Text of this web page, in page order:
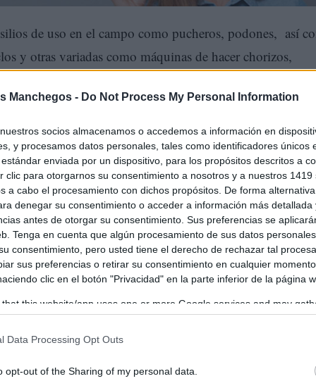
Manchegos - Do Not Process My Personal Information
socios almacenamos o accedemos a información en
y procesamos datos personales, tales como identificadores únicos
enviada por un dispositivo, para los propósitos descritos a
clic para otorgarnos su consentimiento a nosotros y a nuestros 1419
a cabo el procesamiento con dichos propósitos. De forma
denegar su consentimiento o acceder a información más detallada
antes de otorgar su consentimiento. Sus preferencias se
Tenga en cuenta que algún procesamiento de sus datos
consentimiento, pero usted tiene el derecho de rechazar tal
sus preferencias o retirar su consentimiento en cualquier
clic en el botón "Privacidad" en la parte inferior de la página
that this website/app uses one or more Google services and may
but not limited to your visit or usage behaviour. You may
consent section.
Data Processing Opt Outs
opt-out of the Sharing of my personal data.
de uso en el campo como pucheros, podones, así
y otras variadas como máquinas de hacer chorizos,
un completo vestuario utilizado en las faenas del campo
visitar y verlos a su tamaño reducido.